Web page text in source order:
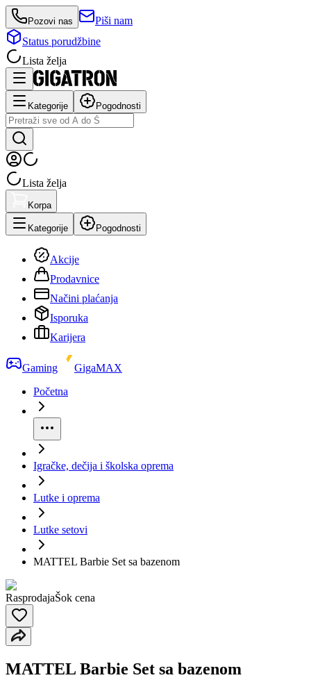
Pozovi nas
Piši nam
Status porudžbine
Lista želja
Kategorije Pogodnosti
Lista želja
Korpa
Kategorije Pogodnosti
Akcije
Prodavnice
Načini plaćanja
Isporuka
Karijera
Gaming
GigaMAX
Početna
Igračke, dečija i školska oprema
Lutke i oprema
Lutke setovi
MATTEL Barbie Set sa bazenom
RasprodajaŠok cena
MATTEL Barbie Set sa bazenom